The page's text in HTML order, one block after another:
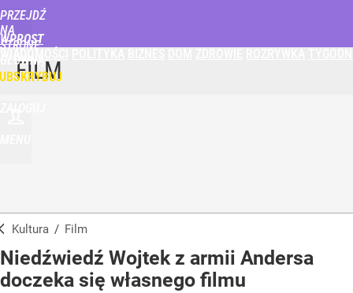
PRZEJDŹ
NA
STRONĘ
GŁÓWNĄ
WPROST
FILM
Kultura / Film
Niedźwiedź Wojtek z armii Andersa
doczeka się własnego filmu